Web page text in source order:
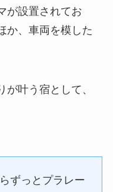
が設置されてお
か、車両を模した
叶う宿として、
ずっとプラレー